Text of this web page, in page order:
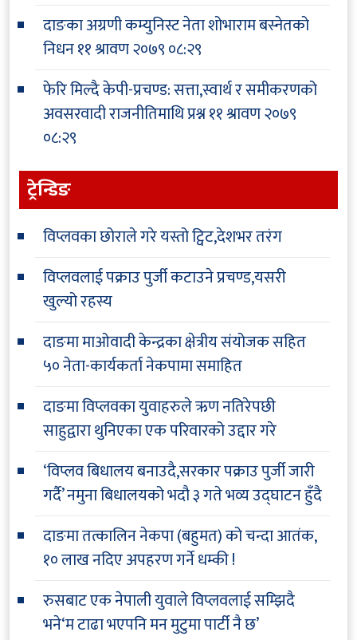
दाङका अग्रणी कम्युनिस्ट नेता शोभाराम बस्नेतको
निधन११ श्रावण २०७९ ०८:२९
फेरि मिल्दै केपी-प्रचण्ड: सत्ता,स्वार्थ र समीकरणको
अवसरवादी राजनीतिमाथि प्रश्न११ श्रावण २०७९
०८:२९
ट्रेन्डिङ
विप्लवका छोराले गरे यस्तो ट्विट,देशभर तरंग
विप्लवलाई पक्राउ पुर्जी कटाउने प्रचण्ड,यसरी
खुल्यो रहस्य
दाङमा माओवादी केन्द्रका क्षेत्रीय संयोजक सहित
५० नेता-कार्यकर्ता नेकपामा समाहित
दाङमा विप्लवका युवाहरुले ऋण नतिरेपछी
साहुद्वारा थुनिएका एक परिवारको उद्दार गरे
‘विप्लव बिधालय बनाउदै,सरकार पक्राउ पुर्जी जारी
गर्दै’ नमुना बिधालयको भदौ ३ गते भव्य उद्घाटन हुँदै
दाङमा तत्कालिन नेकपा (बहुमत) को चन्दा आतंक,
१० लाख नदिए अपहरण गर्ने धम्की !
रुसबाट एक नेपाली युवाले विप्लवलाई सम्झिदै
भने‘म टाढा भएपनि मन मुटुमा पार्टी नै छ’